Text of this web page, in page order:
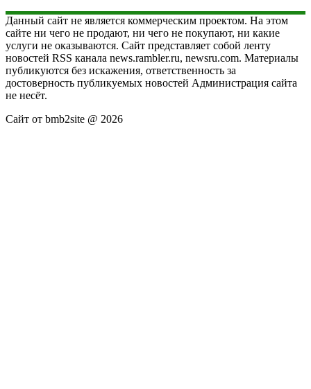
Данный сайт не является коммерческим проектом. На этом
сайте ни чего не продают, ни чего не покупают, ни какие
услуги не оказываются. Сайт представляет собой ленту
новостей RSS канала news.rambler.ru, newsru.com. Материалы
публикуются без искажения, ответственность за
достоверность публикуемых новостей Администрация сайта
не несёт.
Сайт от bmb2site @ 2026